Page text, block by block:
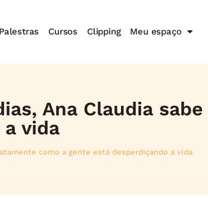
Palestras Cursos Clipping Meu espaço
Ana Claudia sabe
vida
como a gente está desperdiçando a vida